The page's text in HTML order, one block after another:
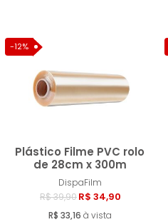
-12%
Plástico Filme PVC rolo
de 28cm x 300m
DispaFilm
R$ 39,90R$ 34,90
R$ 33,16 à vista
Comprar